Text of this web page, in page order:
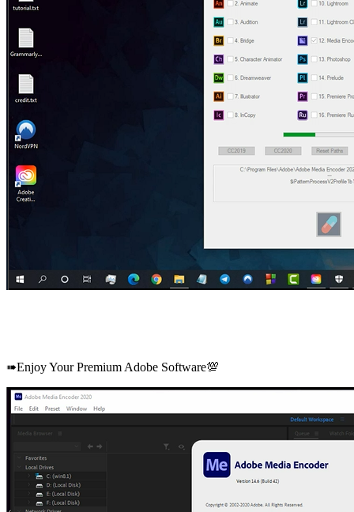
➠Enjoy Your Premium Adobe Software💯